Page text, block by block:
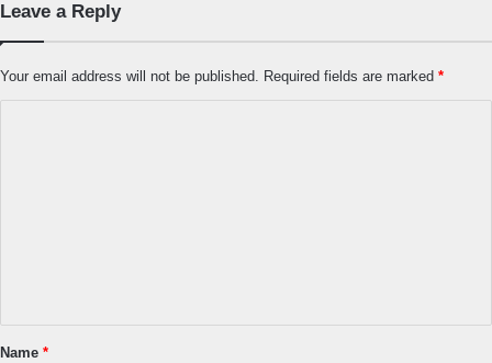
Leave a Reply
Your email address will not be published. Required fields are marked *
*Name *